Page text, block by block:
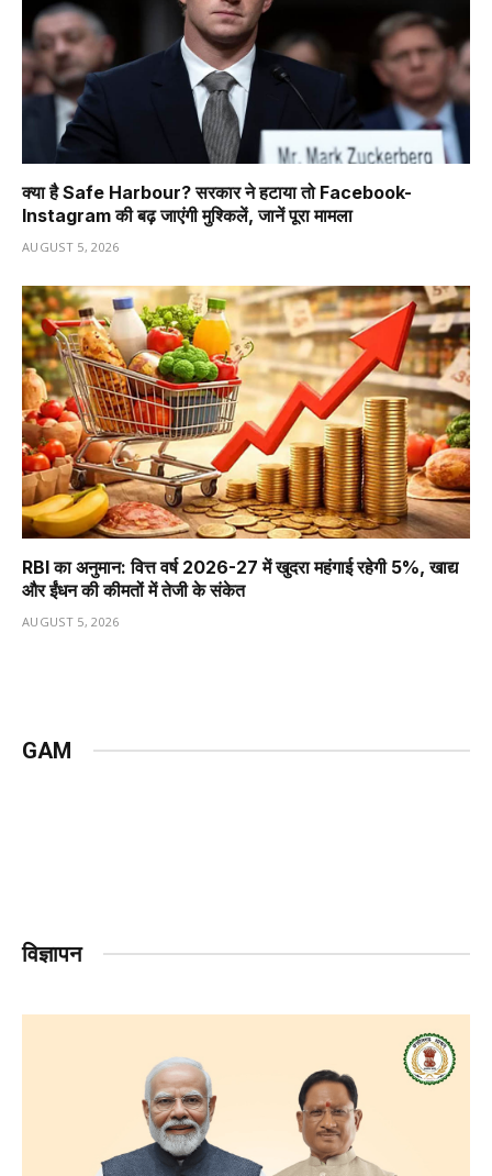
क्या है Safe Harbour? सरकार ने हटाया तो Facebook-
Instagram की बढ़ जाएंगी मुश्किलें, जानें पूरा मामला
AUGUST 5, 2026
RBI का अनुमान: वित्त वर्ष 2026-27 में खुदरा महंगाई रहेगी 5%, खाद्य
और ईंधन की कीमतों में तेजी के संकेत
AUGUST 5, 2026
GAM
विज्ञापन